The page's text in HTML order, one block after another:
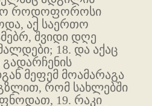
როდოფოროსი
აქ საერთო
შვიდი დღე
18. და აქაც
მეფემ მოამარაგა
რომ სახლებში
19. რაკი